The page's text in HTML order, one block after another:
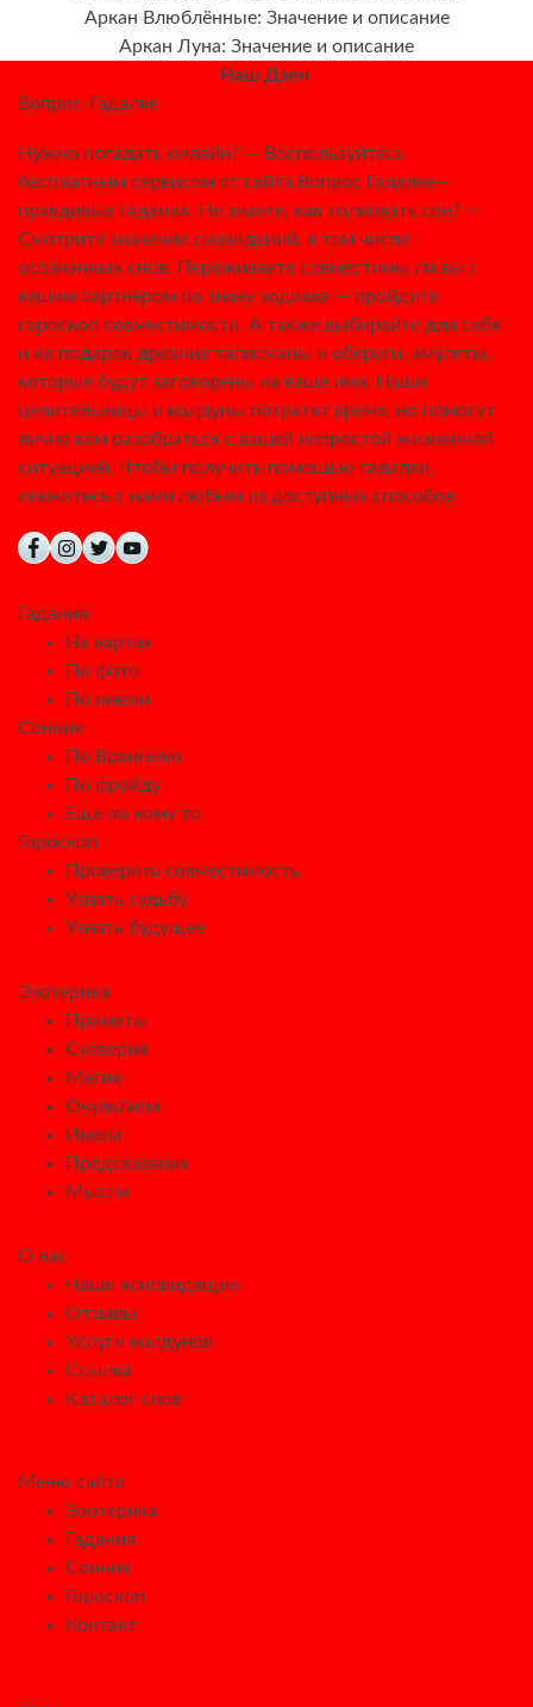
Аркан Влюблённые: Значение и описание
Аркан Луна: Значение и описание
Наш Дзен
Вопрос-Гадалке
Нужно погадать онлайн? — Воспользуйтесь
бесплатным сервисом от сайта Вопрос Гадалке—
правдивые гадания. Не знаете, как толковать сон? —
Смотрите значение сновидений, в том числе
осознанных снов. Переживаете совместимы ли вы с
вашим партнёром по знаку зодиака — пройдите
гороскоп совместимости. А также выбирайте для себя
и на подарок древние талисманы и обереги, амулеты,
которые будут заговорены на ваше имя. Наши
целительницы и колдуны потратят время, но помогут
лично вам разобраться с вашей непростой жизненной
ситуацией. Чтобы получить помощью гадалки,
свяжитесь с нами любым из доступных способов.
Гадания
На картах
По фото
По имени
Сонник
По Врангелю
По фрейду
Еще по кому то
Гороскоп
Проверить совместимость
Узнать судьбу
Узнать будущее
Эзотерика
Приметы
Суеверия
Магия
Окультизм
Имена
Предсказания
Мысли
О нас
Наши ясновидящие
Отзывы
Услуги колдунов
Ссылка
Каталог снов
Меню сайта
Эзотерика
Гадания
Сонник
Гороскоп
Контакт